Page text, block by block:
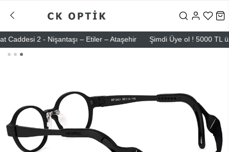
2 - Nişantaşı – Etiler – Ataşehir Şimdi Üye ol ! 5000 TL üzeri